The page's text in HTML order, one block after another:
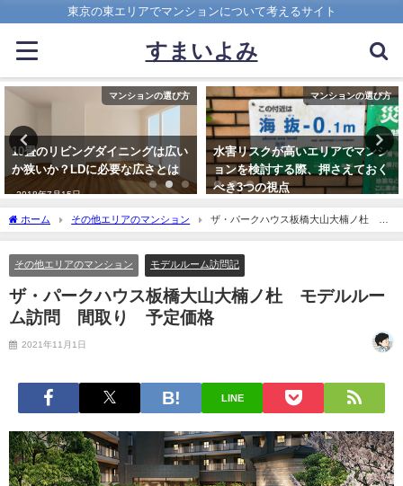
東京の東エリアでマンションについて考えるサイト
すまいよみ
マンションの選び方
水害リスクが高いエリアでマンシ
ョンを検討する際、押さえておく
マンション市場・中古相場動向
24年度江東5区、中古マンション
相場まとめ（※）
2025年10月2日
ホーム その他エリアのマンション
ザ・パークハウス板橋大山大楠ノ杜 モ
デルルーム訪問 間取り 予定価格
その他エリアのマンション モデルルーム訪問記
ザ・パークハウス板橋大山大楠ノ杜 モデルルー
ム訪問 間取り 予定価格
2021年11月1日
LINE